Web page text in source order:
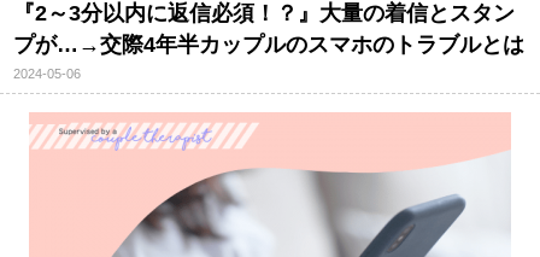
『2～3分以内に返信必須！？』大量の着信とスタン
プが…→交際4年半カップルのスマホのトラブルとは
2024-05-06